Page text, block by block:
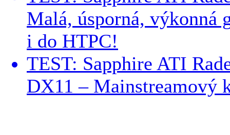
Malá, úsporná, výkonná
i do HTPC!
TEST: Sapphire ATI
DX11 – Mainstreamový